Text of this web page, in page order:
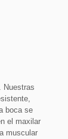
Nuestras
boca se
el maxilar
muscular